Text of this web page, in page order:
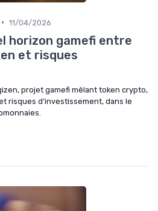
• 11/04/2026
horizon gamefi entre
et risques
projet gamefi mêlant token crypto,
risques d’investissement, dans le